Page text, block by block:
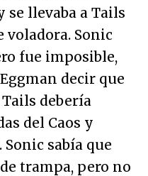
se llevaba a Tails
voladora. Sonic
fue imposible,
decir que
debería
del Caos y
sabía que
trampa, pero no